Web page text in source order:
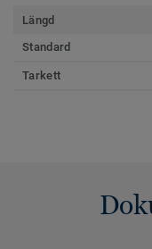
Längd
Standard
Tarkett